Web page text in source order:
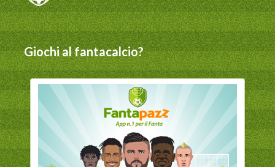
Giochi al fantacalcio?